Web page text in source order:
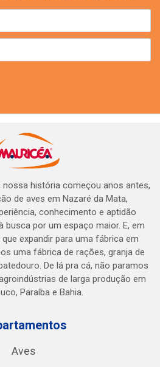
história começou anos antes,
de aves em Nazaré da Mata,
conhecimento e aptidão
busca por um espaço maior. E, em
expandir para uma fábrica em
uma fábrica de rações, granja de
De lá pra cá, não paramos
de larga produção em
Paraíba e Bahia.
Aves